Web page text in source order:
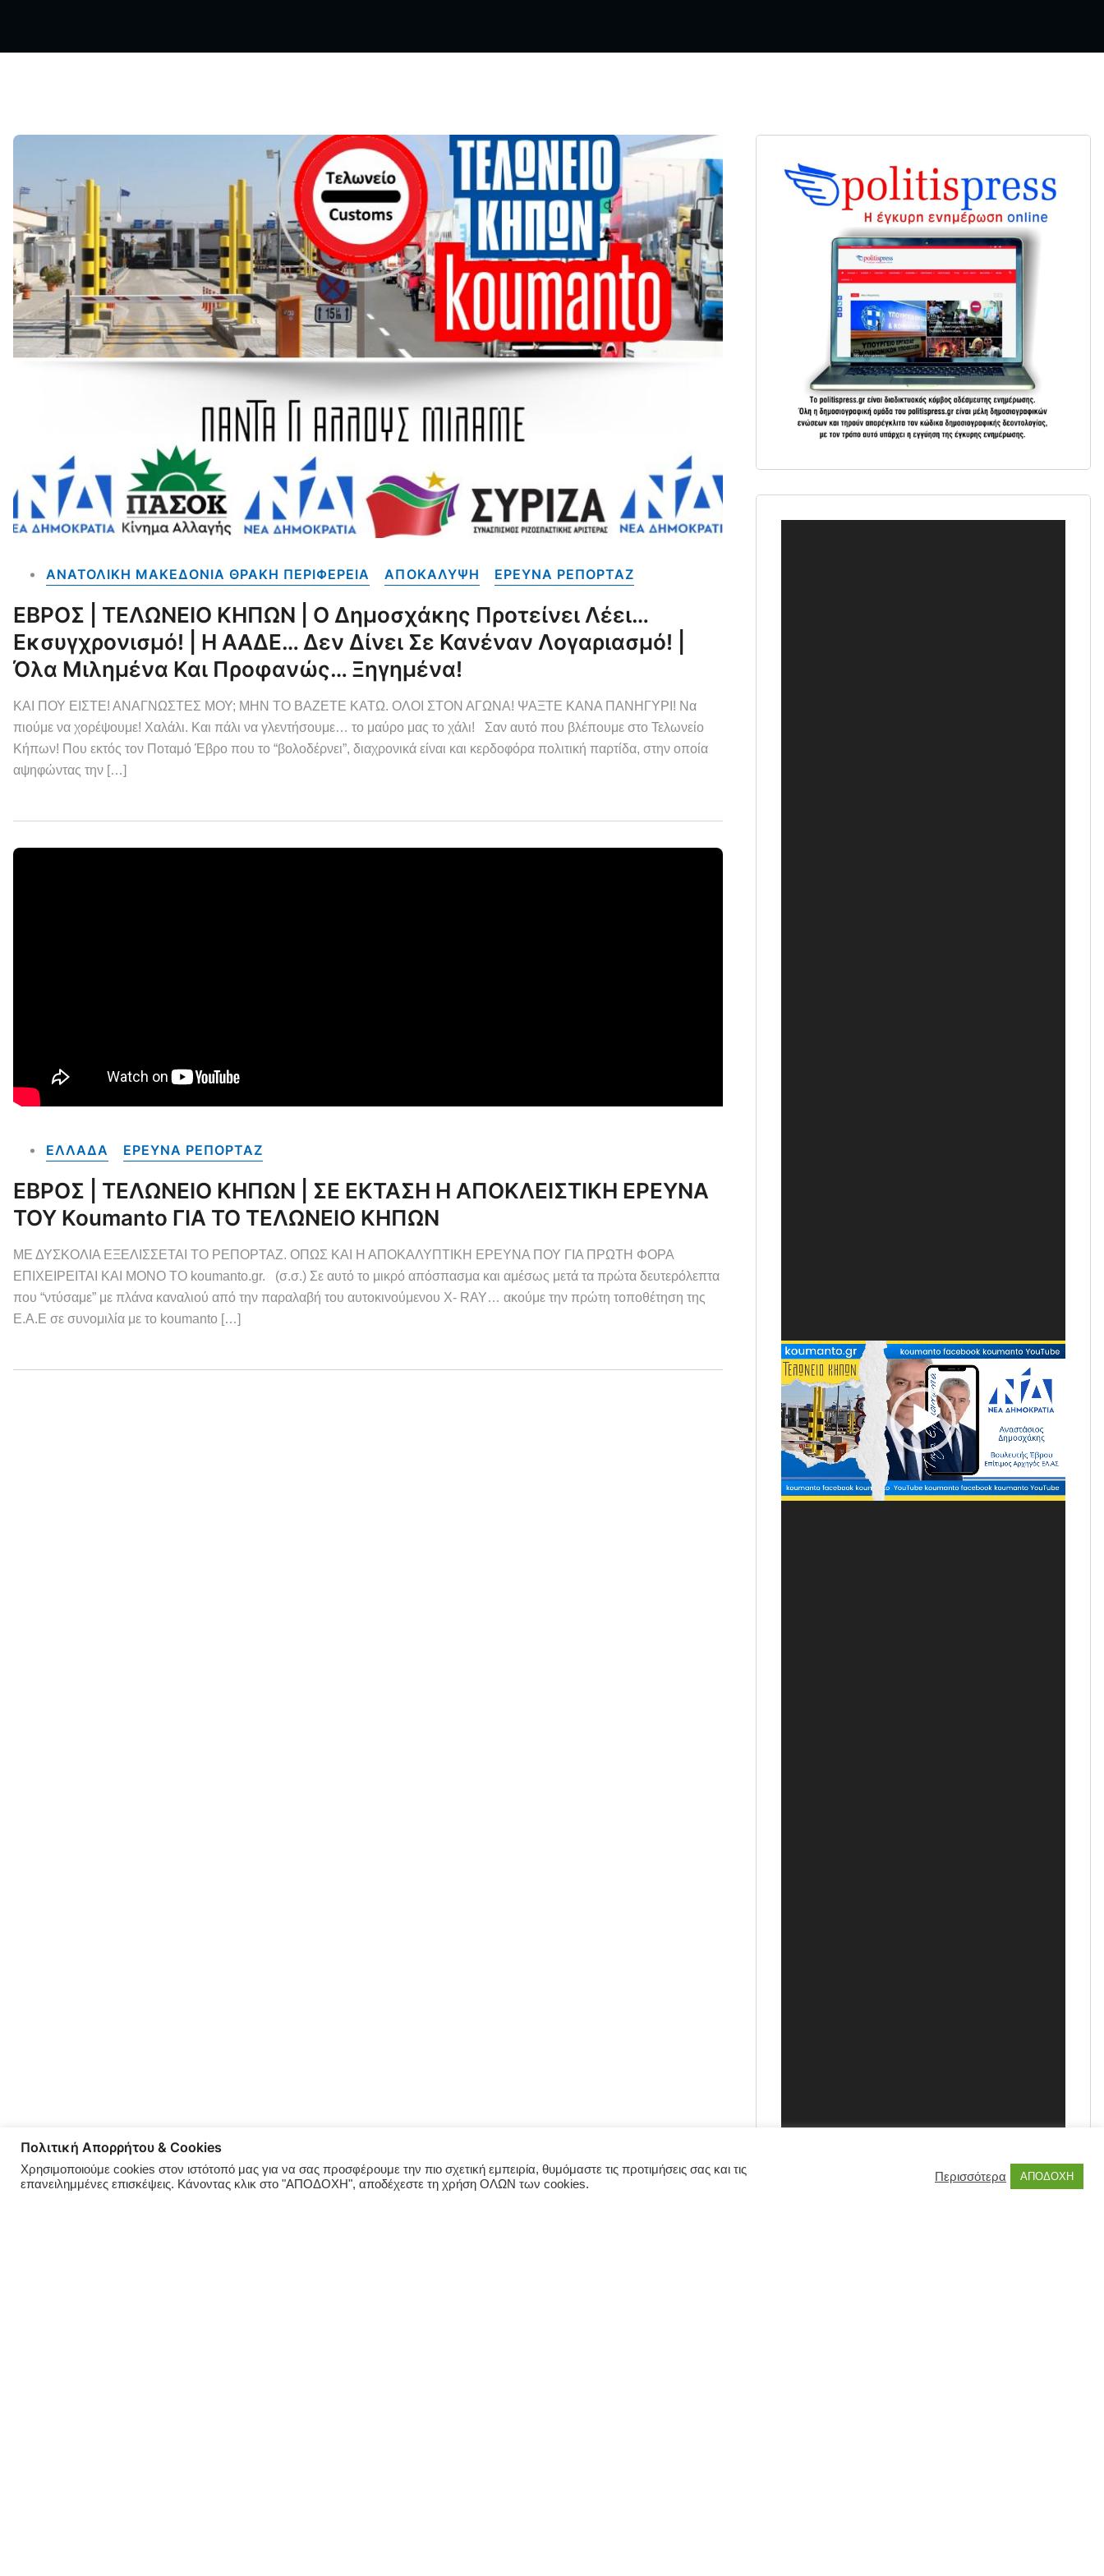
ΑΝΑΤΟΛΙΚΗ ΜΑΚΕΔΟΝΙΑ ΘΡΑΚΗ ΠΕΡΙΦΕΡΕΙΑ ΑΠΟΚΑΛΥΨΗ ΕΡΕΥΝΑ ΡΕΠΟΡΤΑΖ
ΕΒΡΟΣ | ΤΕΛΩΝΕΙΟ ΚΗΠΩΝ | Ο Δημοσχάκης Προτείνει Λέει…
Εκσυγχρονισμό! | Η ΑΑΔΕ… Δεν Δίνει Σε Κανέναν Λογαριασμό! |
Όλα Μιλημένα Και Προφανώς… Ξηγημένα!
ΚΑΙ ΠΟΥ ΕΙΣΤΕ! ΑΝΑΓΝΩΣΤΕΣ ΜΟΥ; ΜΗΝ ΤΟ ΒΑΖΕΤΕ ΚΑΤΩ. ΟΛΟΙ ΣΤΟΝ ΑΓΩΝΑ! ΨΑΞΤΕ ΚΑΝΑ ΠΑΝΗΓΥΡΙ! Να
πιούμε να χορέψουμε! Χαλάλι. Και πάλι να γλεντήσουμε… το μαύρο μας το χάλι! Σαν αυτό που βλέπουμε στο Τελωνείο
Κήπων! Που εκτός τον Ποταμό Έβρο που το “βολοδέρνει”, διαχρονικά είναι και κερδοφόρα πολιτική παρτίδα, στην οποία
αψηφώντας την […]
ΕΛΛΑΔΑ ΕΡΕΥΝΑ ΡΕΠΟΡΤΑΖ
ΕΒΡΟΣ | ΤΕΛΩΝΕΙΟ ΚΗΠΩΝ | ΣΕ ΕΚΤΑΣΗ Η ΑΠΟΚΛΕΙΣΤΙΚΗ ΕΡΕΥΝΑ
ΤΟΥ Koumanto ΓΙΑ ΤΟ ΤΕΛΩΝΕΙΟ ΚΗΠΩΝ
ΜΕ ΔΥΣΚΟΛΙΑ ΕΞΕΛΙΣΣΕΤΑΙ ΤΟ ΡΕΠΟΡΤΑΖ. ΟΠΩΣ ΚΑΙ Η ΑΠΟΚΑΛΥΠΤΙΚΗ ΕΡΕΥΝΑ ΠΟΥ ΓΙΑ ΠΡΩΤΗ ΦΟΡΑ
ΕΠΙΧΕΙΡΕΙΤΑΙ ΚΑΙ ΜΟΝΟ ΤΟ koumanto.gr. (σ.σ.) Σε αυτό το μικρό απόσπασμα και αμέσως μετά τα πρώτα δευτερόλεπτα
που “ντύσαμε” με πλάνα καναλιού από την παραλαβή του αυτοκινούμενου X- RAY… ακούμε την πρώτη τοποθέτηση της
Ε.Α.Ε σε συνομιλία με το koumanto […]
Πολιτική Απορρήτου & Cookies
Χρησιμοποιούμε cookies στον ιστότοπό μας για να σας προσφέρουμε την πιο σχετική εμπειρία, θυμόμαστε τις προτιμήσεις σας και τις
επανειλημμένες επισκέψεις. Κάνοντας κλικ στο "ΑΠΟΔΟΧΗ", αποδέχεστε τη χρήση ΟΛΩΝ των cookies.
Περισσότερα ΑΠΟΔΟΧΗ